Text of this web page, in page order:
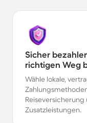
Sicher
richtigen Weg
Wähle lokale,
Reiseversicherung
Zusatzleistungen.